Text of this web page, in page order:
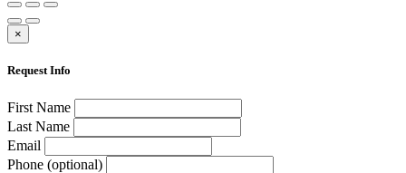
×
Request Info
First Name
Last Name
Email
Phone (optional)